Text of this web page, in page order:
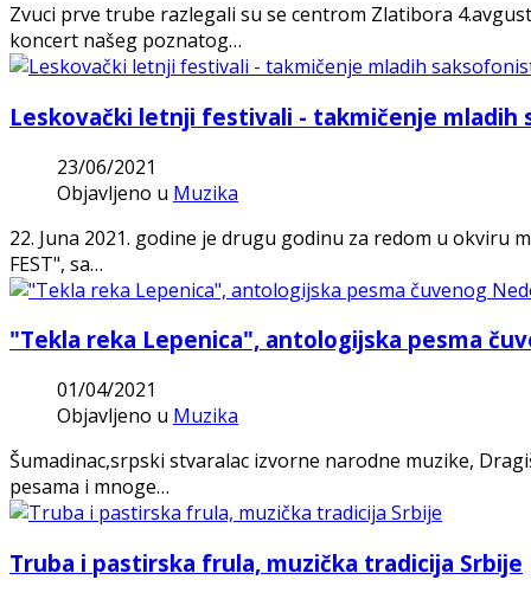
Zvuci prve trube razlegali su se centrom Zlatibora
koncert našeg poznatog…
Leskovački letnji festivali - takmičenje mladih
23/06/2021
Objavljeno u Muzika
22. Juna 2021. godine je drugu godinu za redom u okviru
FEST", sa…
"Tekla reka Lepenica", antologijska pesma
01/04/2021
Objavljeno u Muzika
Šumadinac,srpski stvaralac izvorne narodne muzike,
pesama i mnoge…
Truba i pastirska frula, muzička tradicija Srbije